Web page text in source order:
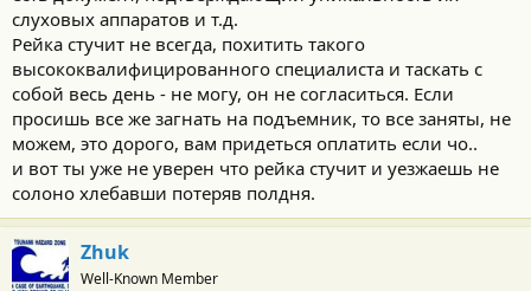
слуховых аппаратов и т.д.
Рейка стучит не всегда, похитить такого
высококвалифицированного специалиста и таскать с
собой весь день - не могу, он не согласиться. Если
просишь все же загнать на подъемник, то все заняты, не
можем, это дорого, вам придеться оплатить если чо..
и вот ты уже не уверен что рейка стучит и уезжаешь не
солоно хлебавши потеряв полдня.
Zhuk
Well-Known Member